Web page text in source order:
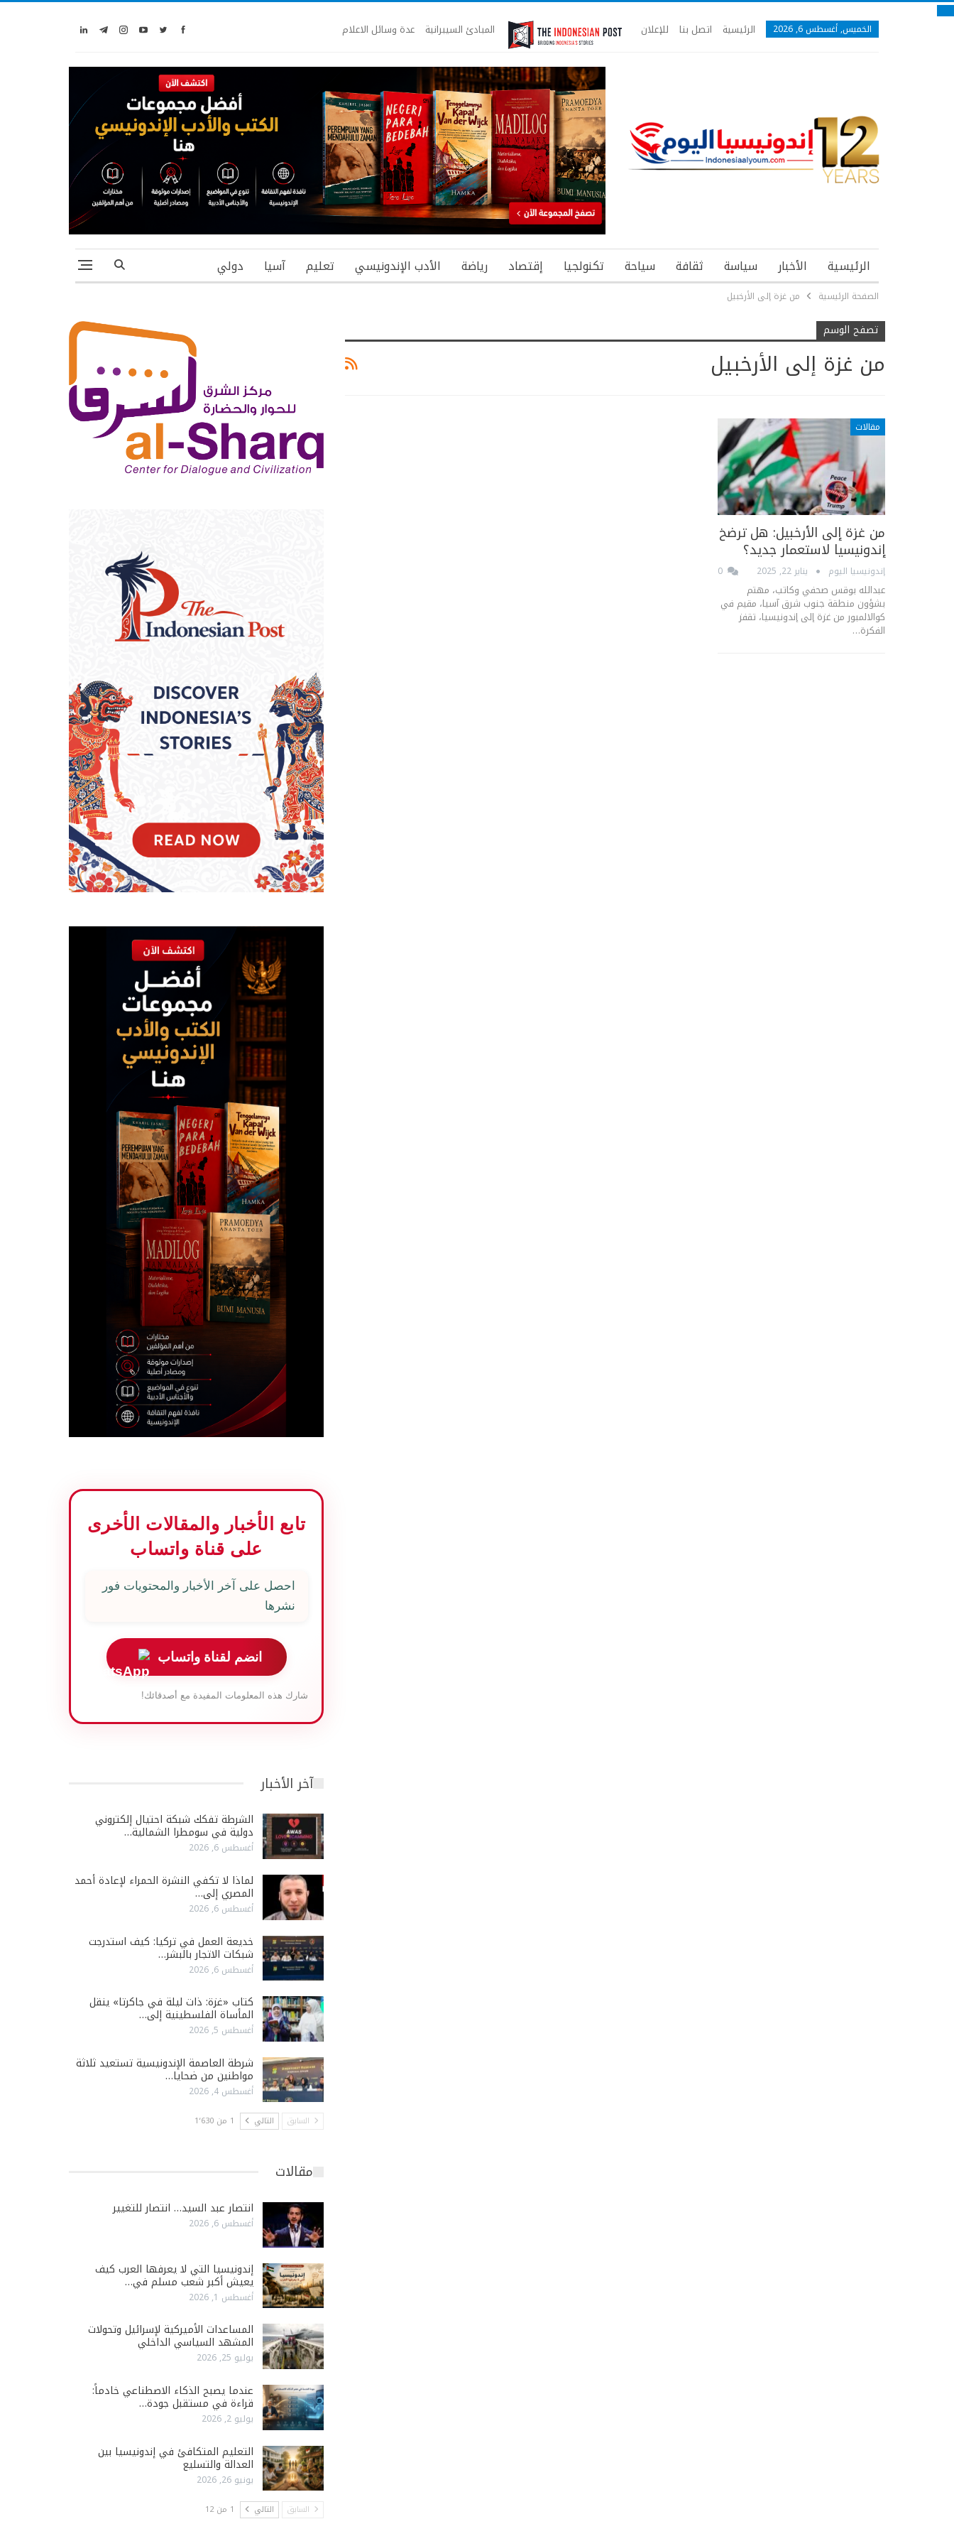
الخميس, أغسطس 6, 2026 الرئيسية اتصل بنا للإعلان المبادئ السيبرانية عدة وسائل الاعلام
الرئيسية الأخبار سياسة ثقافة سياحة تكنولجيا إقتصاد رياضة الأدب الإندونيسي تعليم آسيا دولي
الصفحة الرئيسية من غزة إلى الأرخبيل
تصفح الوسم
من غزة إلى الأرخبيل
مقالات
من غزة إلى الأرخبيل: هل ترضخ
إندونيسيا لاستعمار جديد؟
إندونيسيا اليوم يناير 22, 2025
عبدالله بوقس صحفي وكاتب، مهتم
بشؤون منطقة جنوب شرق آسيا، مقيم في
كوالالمبور من غزة إلى إندونيسيا، تقفز
الفكرة…
تابع الأخبار والمقالات الأخرى
على قناة واتساب
احصل على آخر الأخبار والمحتويات فور
نشرها
انضم لقناة واتساب
شارك هذه المعلومات المفيدة مع أصدقائك!
آخر الأخبار
الشرطة تفكك شبكة احتيال إلكتروني
دولية في سومطرا الشمالية…
أغسطس 6, 2026
لماذا لا تكفي النشرة الحمراء لإعادة أحمد
المصري إلى…
أغسطس 6, 2026
خديعة العمل في تركيا: كيف استدرجت
شبكات الاتجار بالبشر…
أغسطس 6, 2026
كتاب «غزة: ذات ليلة في جاكرتا» ينقل
المأساة الفلسطينية إلى…
أغسطس 5, 2026
شرطة العاصمة الإندونيسية تستعيد ثلاثة
مواطنين من ضحايا…
أغسطس 4, 2026
السابق التالي 1 من 1٬630
مقالات
انتصار عبد السيد… انتصار للتغيير
أغسطس 6, 2026
إندونيسيا التي لا يعرفها العرب كيف
يعيش أكبر شعب مسلم في…
أغسطس 1, 2026
المساعدات الأميركية لإسرائيل وتحولات
المشهد السياسي الداخلي
يوليو 25, 2026
عندما يصبح الذكاء الاصطناعي خادماً:
قراءة في مستقبل جودة…
يوليو 2, 2026
التعليم المتكافئ في إندونيسيا بين
العدالة والتسليع
يونيو 26, 2026
السابق التالي 1 من 12